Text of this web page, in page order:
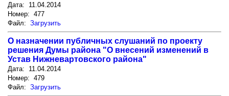
Дата: 11.04.2014
Номер: 477
Файл: Загрузить
О назначении публичных слушаний по проекту
решения Думы района "О внесений изменений в
Устав Нижневартовского района"
Дата: 11.04.2014
Номер: 479
Файл: Загрузить